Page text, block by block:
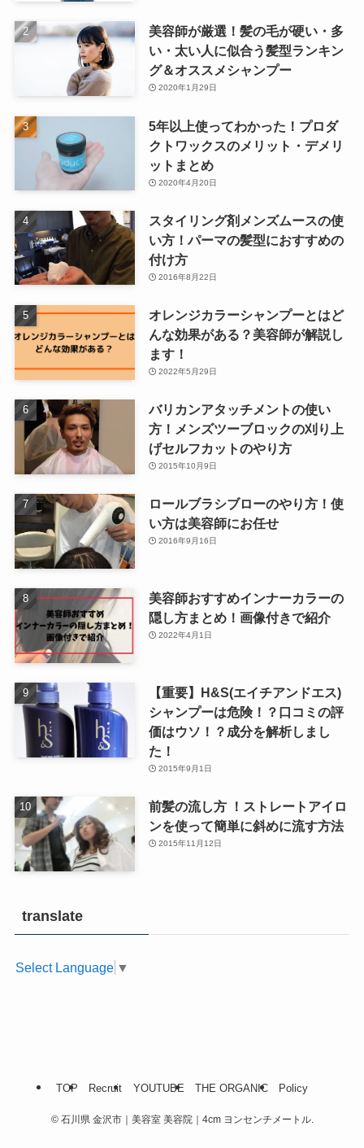
美容師が厳選！髪の毛が硬い・多
い・太い人に似合う髪型ランキン
グ＆オススメシャンプー
2020年1月29日
5年以上使ってわかった！プロダ
クトワックスのメリット・デメリ
ットまとめ
2020年4月20日
スタイリング剤メンズムースの使
い方！パーマの髪型におすすめの
付け方
2016年8月22日
オレンジカラーシャンプーとはど
んな効果がある？美容師が解説し
ます！
2022年5月29日
バリカンアタッチメントの使い
方！メンズツーブロックの刈り上
げセルフカットのやり方
2015年10月9日
ロールブラシブローのやり方！使
い方は美容師にお任せ
2016年9月16日
美容師おすすめインナーカラーの
隠し方まとめ！画像付きで紹介
2022年4月1日
【重要】H&S(エイチアンドエス)
シャンプーは危険！？口コミの評
価はウソ！？成分を解析しまし
た！
2015年9月1日
前髪の流し方 ！ストレートアイロ
ンを使って簡単に斜めに流す方法
2015年11月12日
translate
Select Language ▼
TOP Recruit YOUTUBE THE ORGANIC Policy
©石川県 金沢市｜美容室 美容院｜4cm ヨンセンチメートル.